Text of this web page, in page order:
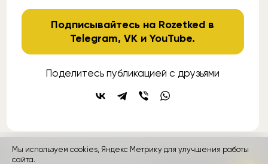
Подписывайтесь на Rozetked в
Telegram,VK иYouTube.
Поделитесь публикацией с друзьями
контакты
Мы используем cookies, Яндекс Метрику для улучшения работы
сайта.